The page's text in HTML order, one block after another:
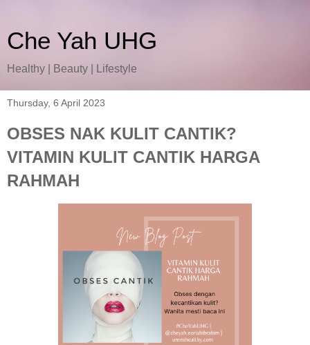
Che Yah UHG
Healthy | Beauty | Lifestyle
Thursday, 6 April 2023
OBSES NAK KULIT CANTIK?
VITAMIN KULIT CANTIK HARGA
RAHMAH